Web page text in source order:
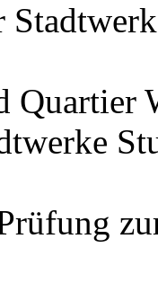
Quartier